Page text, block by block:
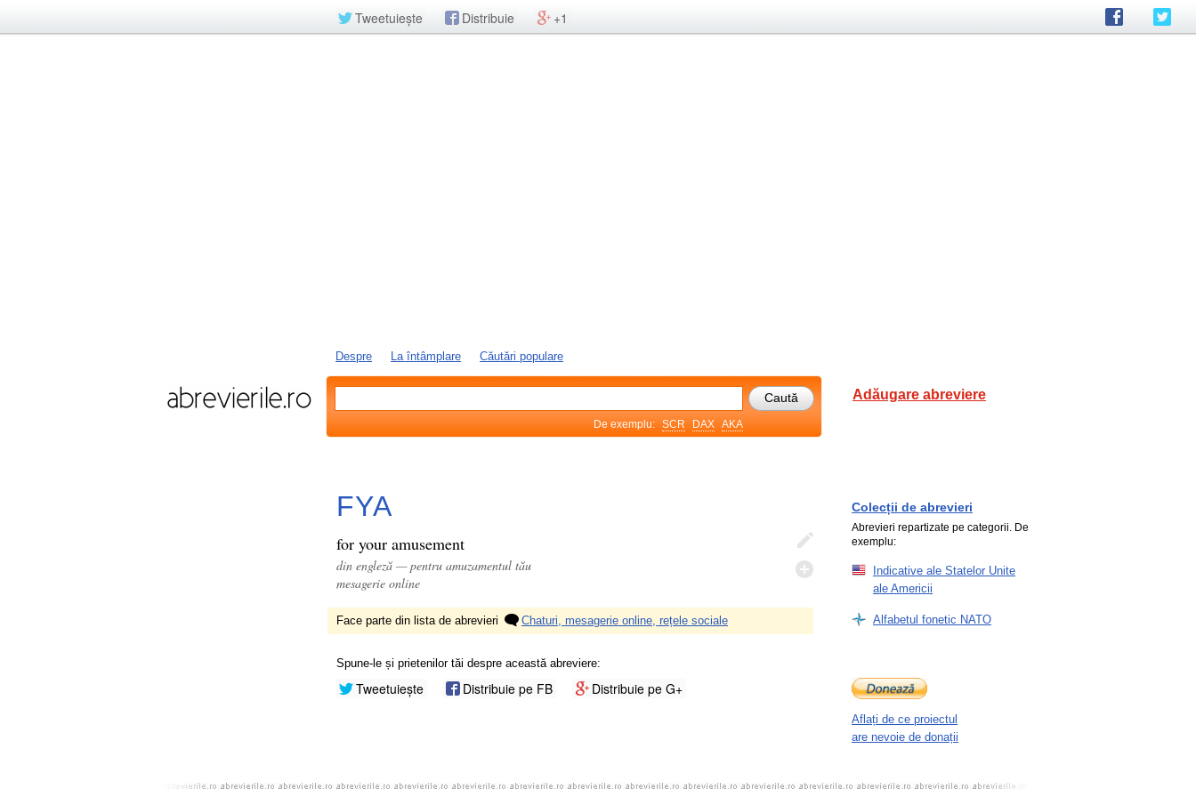
Tweetuiește Distribuie +1
Despre La întâmplare Căutări populare
De exemplu: SCR DAX AKA
Adăugare abreviere
FYA
for your amusement
din engleză — pentru amuzamentul tău
mesagerie online
Face parte din lista de abrevieri Chaturi, mesagerie online, rețele sociale
Spune-le și prietenilor tăi despre această abreviere:
Tweetuiește Distribuie pe FB Distribuie pe G+
Colecții de abrevieri
Abrevieri repartizate pe categorii. De
exemplu:
Indicative ale Statelor Unite
ale Americii
Alfabetul fonetic NATO
Aflați de ce proiectul
are nevoie de donații